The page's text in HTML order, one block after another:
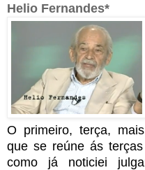
Helio Fernandes*
O primeiro, terça,
que se reúne ás
como já noticiei